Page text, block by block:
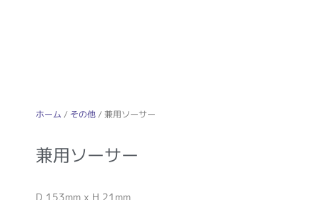
ホーム / その他/ 兼用ソーサー
兼用ソーサー
D 153mm x H 21mm